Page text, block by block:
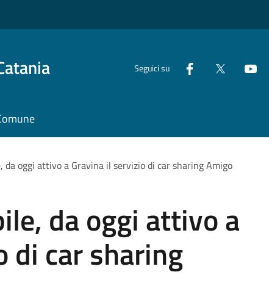
Seguici su
da oggi attivo a Gravina il servizio di car sharing Amigo
da oggi attivo a
di car sharing